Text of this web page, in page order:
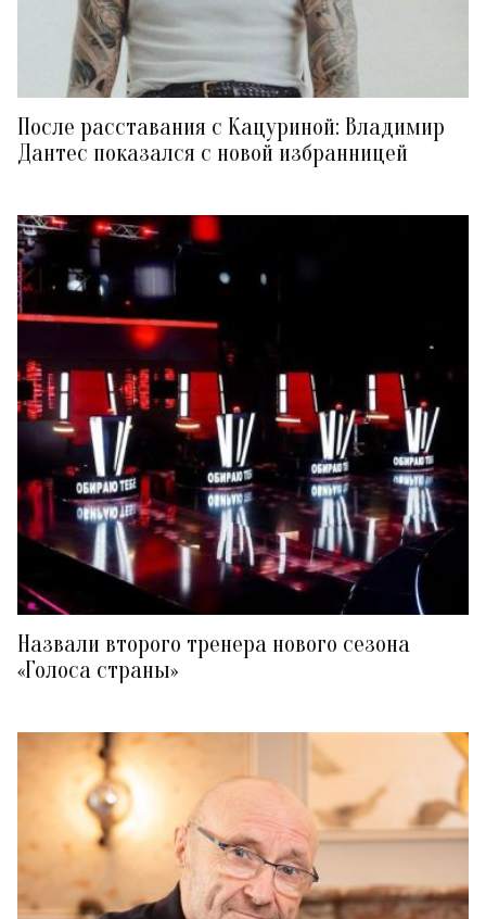
После расставания с Кацуриной: Владимир
Дантес показался с новой избранницей
Назвали второго тренера нового сезона
«Голоса страны»